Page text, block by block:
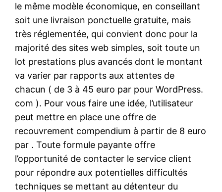
le même modèle économique, en conseillant
soit une livraison ponctuelle gratuite, mais
très réglementée, qui convient donc pour la
majorité des sites web simples, soit toute un
lot prestations plus avancés dont le montant
va varier par rapports aux attentes de
chacun ( de 3 à 45 euro par pour WordPress.
com ). Pour vous faire une idée, l’utilisateur
peut mettre en place une offre de
recouvrement compendium à partir de 8 euro
par . Toute formule payante offre
l’opportunité de contacter le service client
pour répondre aux potentielles difficultés
techniques se mettant au détenteur du